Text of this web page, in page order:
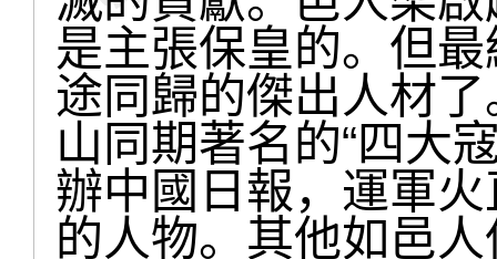
是主張保皇的。但
途同歸的傑出人材
山同期著名的“四大
辦中國日報，運軍
的人物。其他如邑